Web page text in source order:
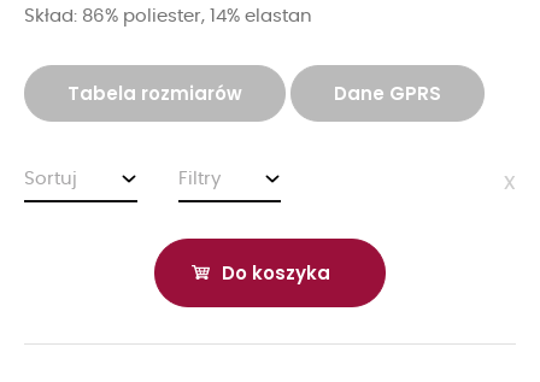
Skład: 86% poliester, 14% elastan
Tabela rozmiarów Dane GPRS
Sortuj Filtry x
Do koszyka